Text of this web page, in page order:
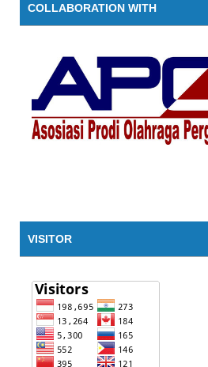
COLLABORATION WITH
VISITOR